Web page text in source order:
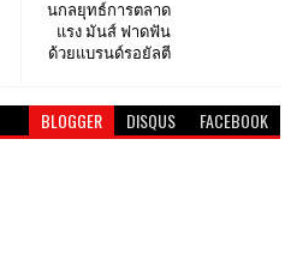
นกลยุทธ์การตลาด
แรง มันส์ ฟาดฟัน
ด้วยแบรนด์รอยัลตี
BLOGGER DISQUS FACEBOOK